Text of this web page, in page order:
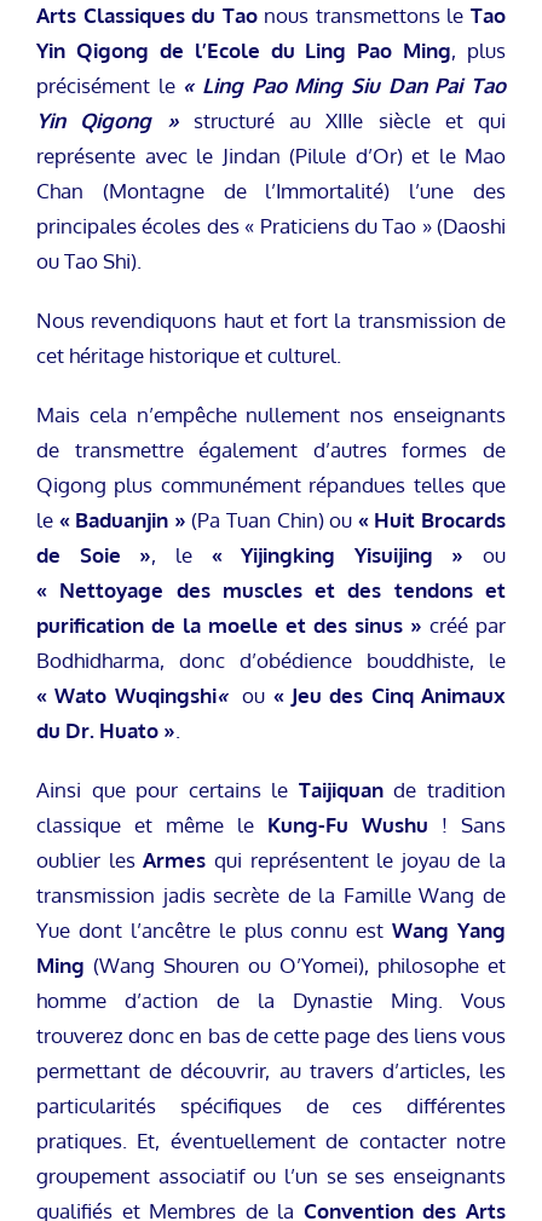
Arts Classiques du Taonous transmettons leTao
Yin Qigong de l’Ecole du Ling Pao Ming, plus
précisément le « Ling Pao Ming Siu Dan Pai Tao
Yin Qigong »structuré au XIIIe siècle et qui
représente avec le Jindan (Pilule d’Or) et le Mao
Chan (Montagne de l’Immortalité) l’une des
principales écoles des « Praticiens du Tao » (Daoshi
ou Tao Shi).
Nous revendiquons haut et fort la transmission de
cet héritage historique et culturel.
Mais cela n’empêche nullement nos enseignants
de transmettre également d’autres formes de
Qigong plus communément répandues telles que
le « Baduanjin » (Pa Tuan Chin) ou « Huit Brocards
de Soie », le « Yijingking Yisuijing » ou
« Nettoyage des muscles et des tendons et
purification de la moelle et des sinus » créé par
Bodhidharma, donc d’obédience bouddhiste, le
« Wato Wuqingshi« ou « Jeu des Cinq Animaux
du Dr. Huato »
Ainsi que pour certains le Taijiquande tradition
classique et même le Kung-Fu Wushu ! Sans
oublier lesArmes qui représentent le joyau de la
transmission jadis secrète de la Famille Wang de
Yue dont l’ancêtre le plus connu estWang Yang
Ming (Wang Shouren ou O’Yomei), philosophe et
homme d’action de la Dynastie Ming. Vous
trouverez donc en bas de cette page des liens vous
permettant de découvrir, au travers d’articles, les
particularités spécifiques de ces différentes
pratiques. Et, éventuellement de contacter notre
groupement associatif ou l’un se ses enseignants
qualifiés et Membres de la Convention des Arts